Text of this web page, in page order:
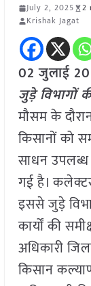
July 2, 2025 2
Krishak Jagat
02 जुलाई
जुड़े विभागों
मौसम के
किसानों को
साधन उपलब्ध
गई है।
इससे जुड़े
कार्यों की
अधिकारी
किसान